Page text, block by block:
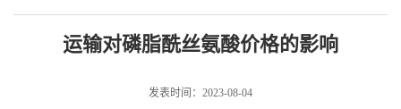
运输对磷脂酰丝氨酸价格的影响
发表时间：2023-08-04